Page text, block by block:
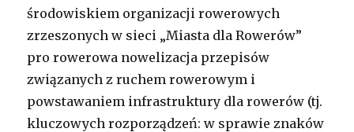
środowiskiem organizacji rowerowych
zrzeszonych w sieci „Miasta dla Rowerów”
pro rowerowa nowelizacja przepisów
związanych z ruchem rowerowym i
powstawaniem infrastruktury dla rowerów (tj.
kluczowych rozporządzeń: w sprawie znaków